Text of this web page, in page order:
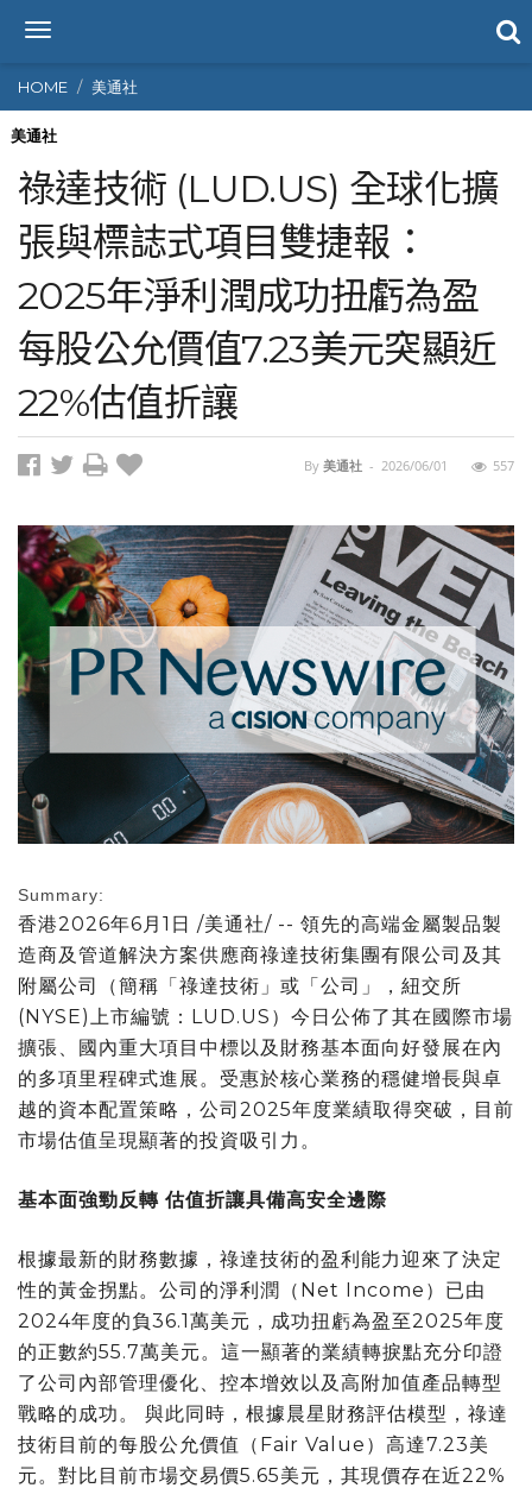
T
g
g
l
n
a
v
i
g
a
t
i
n
HOME 美通社
美通社
祿達技術 (LUD.US) 全球化擴
張與標誌式項目雙捷報：
2025年淨利潤成功扭虧為盈
每股公允價值7.23美元突顯近
22%估值折讓
By 美通社 - 2026/06/01 557
Summary:
香港2026年6月1日 /美通社/ -- 領先的高端金屬製品製
造商及管道解決方案供應商祿達技術集團有限公司及其
附屬公司（簡稱「祿達技術」或「公司」，紐交所
(NYSE)上市編號：LUD.US）今日公佈了其在國際市場
擴張、國內重大項目中標以及財務基本面向好發展在內
的多項里程碑式進展。受惠於核心業務的穩健增長與卓
越的資本配置策略，公司2025年度業績取得突破，目前
市場估值呈現顯著的投資吸引力。
基本面強勁反轉 估值折讓具備高安全邊際
根據最新的財務數據，祿達技術的盈利能力迎來了決定
性的黃金拐點。公司的淨利潤（Net Income）已由
2024年度的負36.1萬美元，成功扭虧為盈至2025年度
的正數約55.7萬美元。這一顯著的業績轉捩點充分印證
了公司內部管理優化、控本增效以及高附加值產品轉型
戰略的成功。 與此同時，根據晨星財務評估模型，祿達
技術目前的每股公允價值（Fair Value）高達7.23美
元。對比目前市場交易價5.65美元，其現價存在近22%